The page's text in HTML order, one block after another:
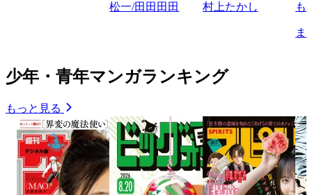
松一/田田田田 村上たかし
も
ま
少年・青年マンガランキング
もっと見る